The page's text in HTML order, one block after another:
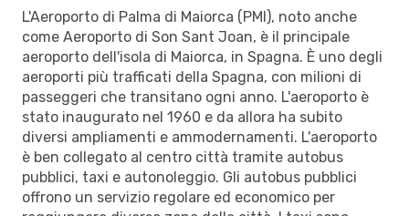
L'Aeroporto di Palma di Maiorca (PMI), noto anche
come Aeroporto di Son Sant Joan, è il principale
aeroporto dell'isola di Maiorca, in Spagna. È uno degli
aeroporti più trafficati della Spagna, con milioni di
passeggeri che transitano ogni anno. L'aeroporto è
stato inaugurato nel 1960 e da allora ha subito
diversi ampliamenti e ammodernamenti. L'aeroporto
è ben collegato al centro città tramite autobus
pubblici, taxi e autonoleggio. Gli autobus pubblici
offrono un servizio regolare ed economico per